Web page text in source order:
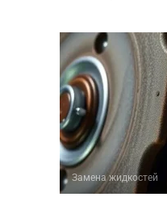
Замена жидкостей